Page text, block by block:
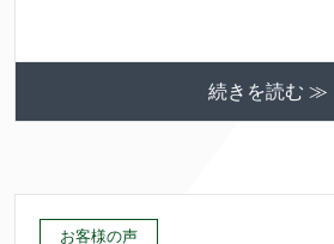
続きを読む ≫
お客様の声